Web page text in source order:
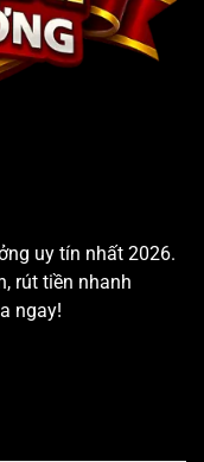
uy tín nhất 2026.
rút tiền nhanh
ngay!